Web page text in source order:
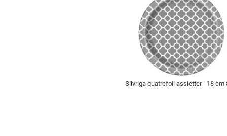
Silvriga quatrefoil assietter - 18 cm